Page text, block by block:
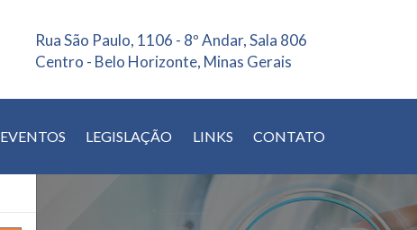
Rua São Paulo, 1106 - 8º Andar, Sala 806
Centro - Belo Horizonte, Minas Gerais
EVENTOS LEGISLAÇÃO LINKS CONTATO